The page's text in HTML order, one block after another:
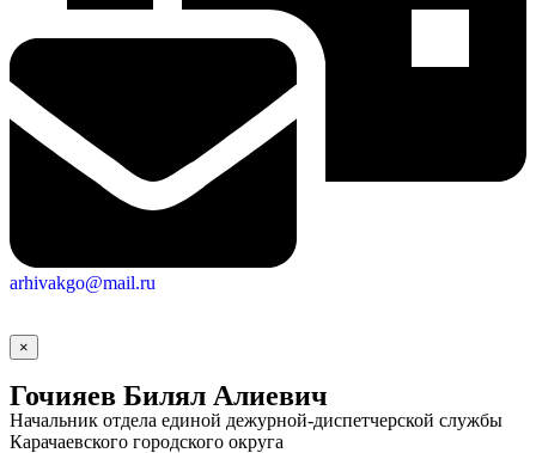
arhivakgo@mail.ru
×
Гочияев Билял Алиевич
Начальник отдела единой дежурной-диспетчерской службы
Карачаевского городского округа